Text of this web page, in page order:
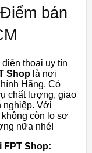
bán
thoại uy tín
Shop là nơi
Hãng. Có
chất lượng, giao
nghiệp. Với
còn lo sợ
nữa nhé!
FPT Shop: